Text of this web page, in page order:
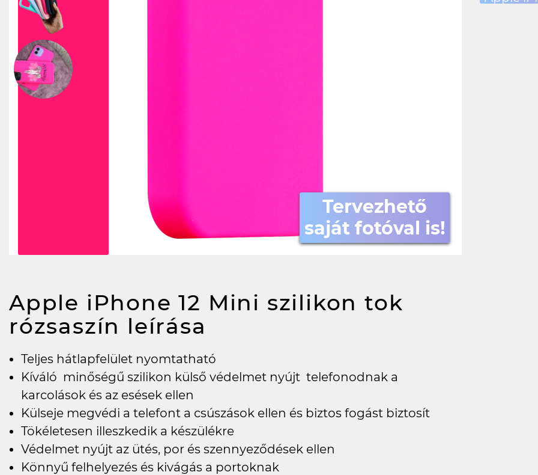
Tervezhető
saját fotóval is!
Apple iPhone 12 Mini szilikon tok
rózsaszín leírása
Teljes hátlapfelület nyomtatható
Kíváló minőségű szilikon külső védelmet nyújt telefonodnak a
karcolások és az esések ellen
Külseje megvédi a telefont a csúszások ellen és biztos fogást biztosít
Tökéletesen illeszkedik a készülékre
Védelmet nyújt az ütés, por és szennyeződések ellen
Könnyű felhelyezés és kivágás a portoknak